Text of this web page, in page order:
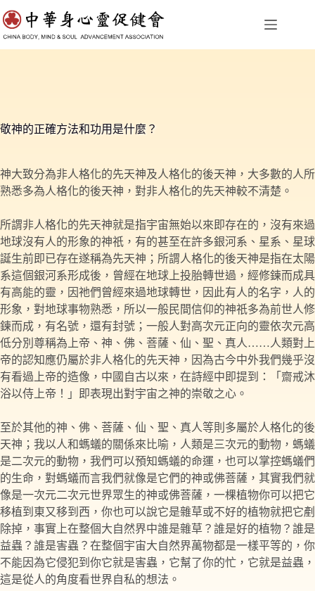
跳
至
主
敬神的正確方法和功用是什麼？
神大致分為非人格化的先天神及人格化的後天神，大多數的人所
熟悉多為人格化的後天神，對非人格化的先天神較不清楚。
所謂非人格化的先天神就是指宇宙無始以來即存在的，沒有來過
地球沒有人的形象的神祇，有的甚至在許多銀河系、星系、星球
誕生前即已存在遂稱為先天神；所謂人格化的後天神是指在太陽
系這個銀河系形成後，曾經在地球上投胎轉世過，經修鍊而成具
有高能的靈，因祂們曾經來過地球轉世，因此有人的名字，人的
形象，對地球事物熟悉，所以一般民間信仰的神祇多為前世人修
鍊而成，有名號，還有封號；一般人對高次元正向的靈依次元高
低分別尊稱為上帝、神、佛、菩薩、仙、聖、真人……人類對上
帝的認知應仍屬於非人格化的先天神，因為古今中外我們幾乎沒
有看過上帝的造像，中國自古以來，在詩經中即提到：「齋戒沐
浴以侍上帝！」即表現出對宇宙之神的崇敬之心。
至於其他的神、佛、菩薩、仙、聖、真人等則多屬於人格化的後
天神；我以人和螞蟻的關係來比喻，人類是三次元的動物，螞蟻
是二次元的動物，我們可以預知螞蟻的命運，也可以掌控螞蟻們
的生命，對螞蟻而言我們就像是它們的神或佛菩薩，其實我們就
像是一次元二次元世界眾生的神或佛菩薩，一棵植物你可以把它
移植到東又移到西，你也可以說它是雜草或不好的植物就把它剷
除掉，事實上在整個大自然界中誰是雜草？誰是好的植物？誰是
益蟲？誰是害蟲？在整個宇宙大自然界萬物都是一樣平等的，你
不能因為它侵犯到你它就是害蟲，它幫了你的忙，它就是益蟲，
這是從人的角度看世界自私的想法。